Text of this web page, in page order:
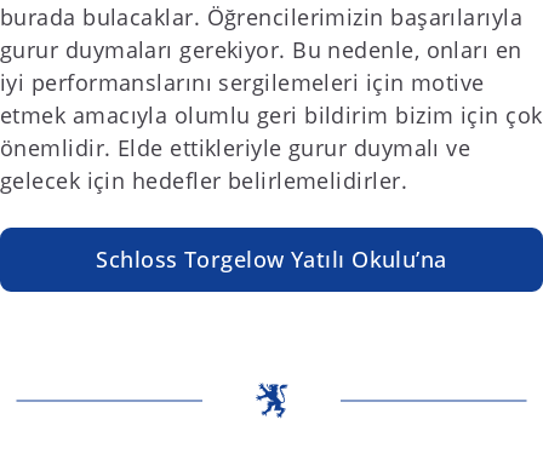
burada bulacaklar. Öğrencilerimizin başarılarıyla
gurur duymaları gerekiyor. Bu nedenle, onları en
iyi performanslarını sergilemeleri için motive
etmek amacıyla olumlu geri bildirim bizim için çok
önemlidir. Elde ettikleriyle gurur duymalı ve
gelecek için hedefler belirlemelidirler.
Schloss Torgelow Yatılı Okulu’na